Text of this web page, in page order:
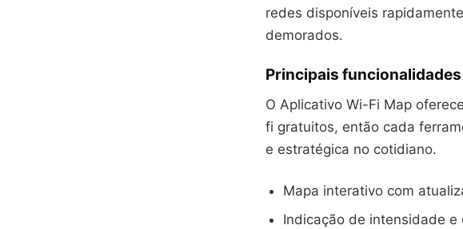
redes disponíveis
demorados.
Principais
O Aplicativo Wi-Fi Map
fi gratuitos, então cada
e estratégica no cotidiano.
Mapa interativo com
Indicação de intensidade